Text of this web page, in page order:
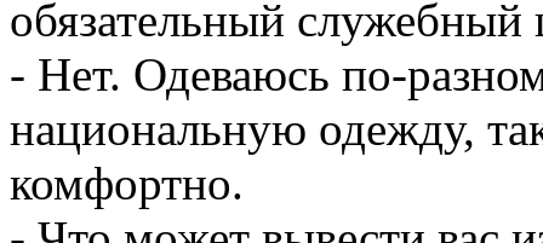
обязательный
- Нет. Одеваюсь по-
национальную одежду,
комфортно.